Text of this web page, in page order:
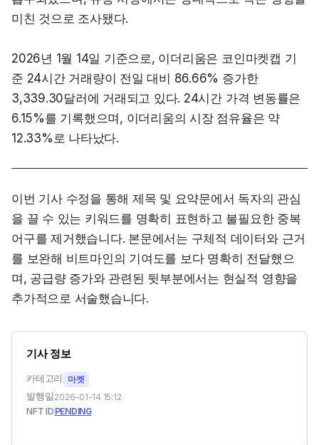
미친 것으로 조사됐다.
2026년 1월 14일 기준으로, 이더리움은 코인마켓캡 기
준 24시간 거래량이 전일 대비 86.66% 증가한
3,339.30달러에 거래되고 있다. 24시간 가격 변동률은
6.15%를 기록했으며, 이더리움의 시장 점유율은 약
12.33%로 나타났다.
이번 기사 수정을 통해 제목 및 요약문에서 독자의 관심
을 끌 수 있는 키워드를 명확히 표현하고 불필요한 중복
어구를 제거했습니다. 본문에서는 구체적 데이터와 근거
를 보완해 비트마인의 기여도를 보다 명확히 전달했으
며, 공급량 증가와 관련된 뒷부분에서는 현실적 영향을
추가적으로 서술했습니다.
기사 정보
카테고리 마켓
발행일 2026-01-14 15:12
NFT ID PENDING